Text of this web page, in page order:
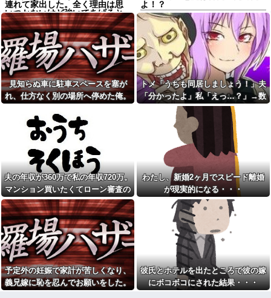
連れて家出した。全く理由は思
いつかないけど強いてあげると
すれば母のせいかもしれない。
嫁のせいでアトピー悪化しそう
→
義弟嫁「先生の資格あるなら
子どもを教えて！」私「何度も
言うけど無理です」→断っても
しつこく食い下がられて…
トメ「うちも同居しましょ
う！」夫「分かったよ」私「え
っ…？」→数カ月後、夫が笑顔
で語った同居計画の中身にトメ
絶句…
お年寄りの先生が毎日おやつ
くれる激安の寺子屋タイプの塾
に行ってる
俺の彼女が実家に帰省。つい
でに「お見合い」してたことが
発覚した
付き合っていない男子に家に
泊まらないかと誘われた。無理
だと断ったら「じゃあ付き合お
うよ」と返されて…
日産e-power、無給油で
1980km走行しギネス記録を達
成！→山頂から下ってるだけで
した…
イーロン・マスク「中国のロ
ボットはデタラメで遠隔操作し
てるだけ」
よ！？
イラン最高指導者のモジタバ
師が危篤「いつ死亡してもおか
しくない」…イラン大統領「意
思疎通はかなり難しい」！他
離婚調停中のトメ発言「躾の
なってない嫁に虐げられる息子
が可哀想で可哀想で。私達夫婦
は夜も眠れず主人は心臓病で倒
れた。嫁子はヒトゴロシだ。逮
捕して欲しい」
トメ「お腹の子は孫と認めな
い！」とイキるクソトメに父親
不明のコトメ子を引き合いに出
した私。トメ「米軍の血筋
よ！」私「〇〇じゃないです
か」←得体の知れない〜はお前
（コトメ）のところだろｗ
「これを肯定的に書くとか頭
がどうかしてるのか？」と某メ
ディアの焚書称賛記事にツッコ
ミ殺到、自分で本屋を作るとか
そういう話かと思ったら……
【悲報】ジャンポケ斉藤の
妻、夫の求刑7年の翌日に
Instagram更新「スパイダーマン
楽しすぎた！」
1月出産の私に「クリスマス挙
式に来い！」と迫るコトメ＆ウ
ト。正産期だと説明するも「予
定日まで1ヶ月あるだろ！」味方
ゼロの夫と冷え切った家庭の末
見知らぬ車に駐車スペースを塞が
れ、仕方なく別の場所へ停めた俺。
って…
トメ「うちも同居しましょう！」夫
「分かったよ」私「えっ…？」→数
カ月後、夫が笑顔で語った同居計画
の中身にトメ絶句…
夫の年収が360万で私の年収720万。
マンション買いたくてローン審査の
用紙書こうとしたら、夫が自分の年
収欄に720万円って記入しやがった
わたし、新婚2ヶ月でスピード離婚
が現実的になる・・・
予定外の妊娠で家計が苦しくなり、
義兄嫁に恥を忍んでお願いをした。
彼氏とホテルを出たところで彼の嫁
にボコボコにされた結果・・・